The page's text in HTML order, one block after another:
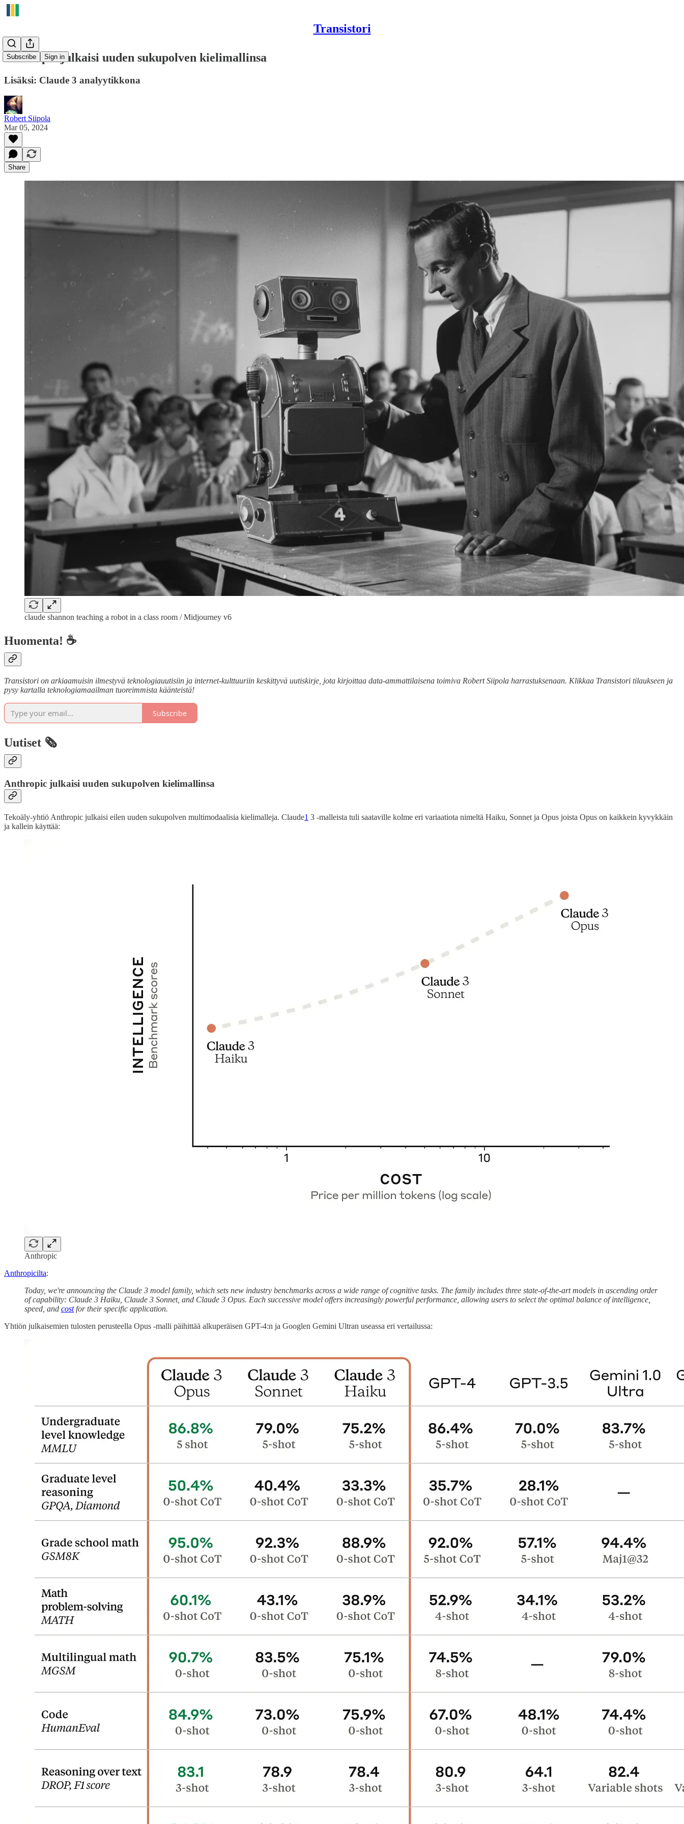
Transistori
Subscribe Sign in
Anthropic julkaisi uuden sukupolven kielimallinsa
Lisäksi: Claude 3 analyytikkona
Robert Siipola
Mar 05, 2024
Share
claude shannon teaching a robot in a class room / Midjourney v6
Huomenta! ☕
Transistori on arkiaamuisin ilmestyvä teknologiauutisiin ja internet-kulttuuriin keskittyvä uutiskirje, jota kirjoittaa data-ammattilaisena toimiva Robert Siipola harrastuksenaan. Klikkaa Transistori tilaukseen ja
pysy kartalla teknologiamaailman tuoreimmista käänteistä!
Subscribe
Uutiset 🗞️
Anthropic julkaisi uuden sukupolven kielimallinsa
Tekoäly-yhtiö Anthropic julkaisi eilen uuden sukupolven multimodaalisia kielimalleja. Claude1 3 -malleista tuli saataville kolme eri variaatiota nimeltä Haiku, Sonnet ja Opus joista Opus on kaikkein kyvykkäin
ja kallein käyttää:
Anthropic
Anthropicilta:
Today, we're announcing the Claude 3 model family, which sets new industry benchmarks across a wide range of cognitive tasks. The family includes three state-of-the-art models in ascending order
of capability: Claude 3 Haiku, Claude 3 Sonnet, and Claude 3 Opus. Each successive model offers increasingly powerful performance, allowing users to select the optimal balance of intelligence,
speed, and costfor their specific application.
Yhtiön julkaisemien tulosten perusteella Opus -malli päihittää alkuperäisen GPT-4:n ja Googlen Gemini Ultran useassa eri vertailussa: